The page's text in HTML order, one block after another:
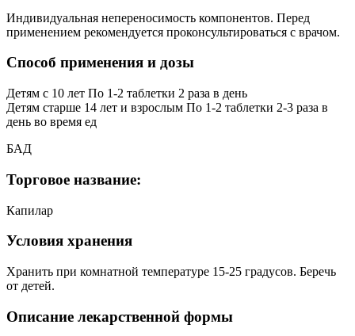
Индивидуальная непереносимость компонентов. Перед
применением рекомендуется проконсультироваться с врачом.
Способ применения и дозы
Детям с 10 лет По 1-2 таблетки 2 раза в день
Детям старше 14 лет и взрослым По 1-2 таблетки 2-3 раза в
день во время ед
БАД
Торговое название:
Капилар
Условия хранения
Хранить при комнатной температуре 15-25 градусов. Беречь
от детей.
Описание лекарственной формы